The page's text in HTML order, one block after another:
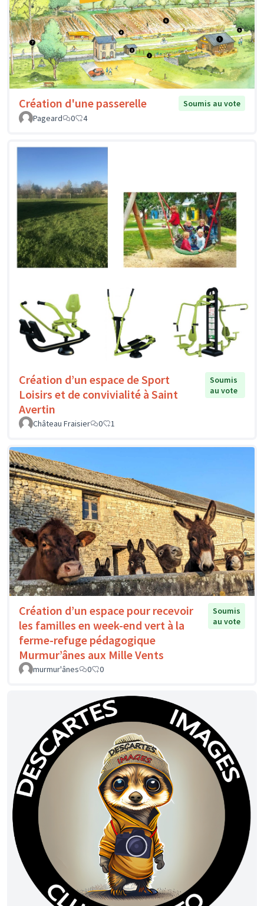
Création d'une passerelle
Soumis au vote
Pageard
0 4
Création d’un espace de Sport
Loisirs et de convivialité à Saint
Avertin
Soumis
au vote
Château Fraisier 0 1
Création d’un espace pour recevoir
les familles en week-end vert à la
ferme-refuge pédagogique
Murmur’ânes aux Mille Vents
Soumis
au vote
murmur'ânes 0 0